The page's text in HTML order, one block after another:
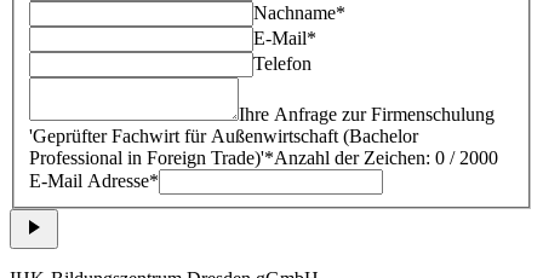
Nachname*
E-Mail*
Telefon
Ihre Anfrage zur Firmenschulung
'Geprüfter Fachwirt für Außenwirtschaft (Bachelor
Professional in Foreign Trade)'*Anzahl der Zeichen: 0 / 2000
E-Mail Adresse*